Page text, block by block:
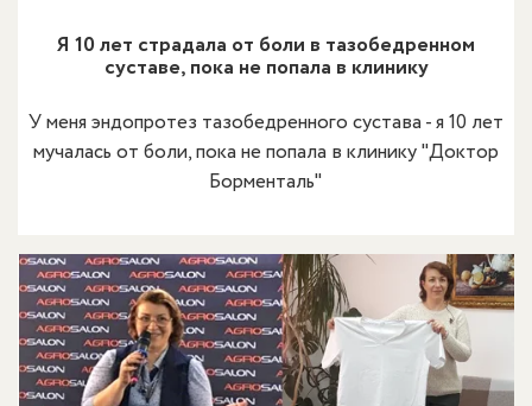
Я 10 лет страдала от боли в тазобедренном
суставе, пока не попала в клинику
У меня эндопротез тазобедренного сустава - я 10 лет
мучалась от боли, пока не попала в клинику "Доктор
Борменталь"